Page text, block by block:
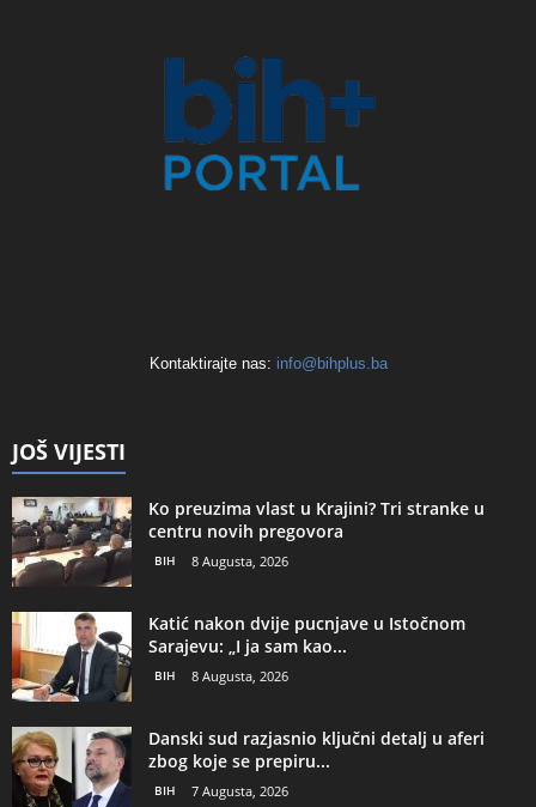
Kontaktirajte nas: info@bihplus.ba
JOŠ VIJESTI
Ko preuzima vlast u Krajini? Tri stranke u
centru novih pregovora
BIH 8 Augusta, 2026
Katić nakon dvije pucnjave u Istočnom
Sarajevu: „I ja sam kao...
BIH 8 Augusta, 2026
Danski sud razjasnio ključni detalj u aferi
zbog koje se prepiru...
BIH 7 Augusta, 2026